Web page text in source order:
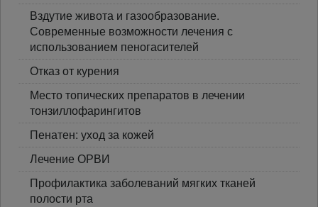
Вздутие живота и газообразование.
Современные возможности лечения с
использованием пеногасителей
Отказ от курения
Место топических препаратов в лечении
тонзиллофарингитов
Пенатен: уход за кожей
Лечение ОРВИ
Профилактика заболеваний мягких тканей
полости рта